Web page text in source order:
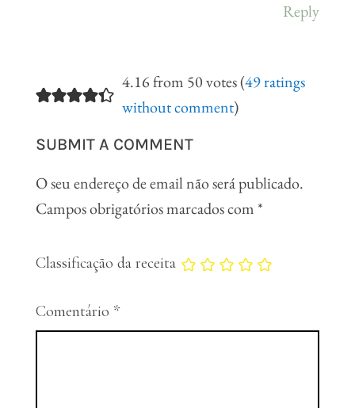
Reply
4.16 from 50 votes (49 ratings
without comment)
SUBMIT A COMMENT
O seu endereço de email não será publicado.
Campos obrigatórios marcados com*
Classificação da receita
Comentário *